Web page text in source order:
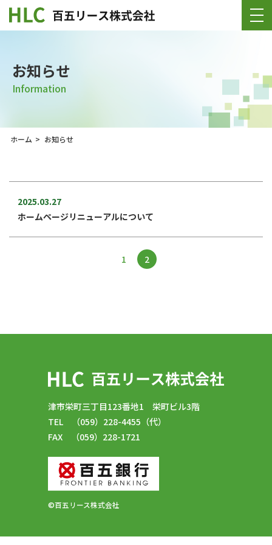
お知らせ
Information
ホーム > お知らせ
2025.03.27
ホームページリニューアルについて
1 2
津市栄町三丁目123番地1 栄町ビル3階
TEL （059）228-4455（代）
FAX （059）228-1721
©百五リース株式会社